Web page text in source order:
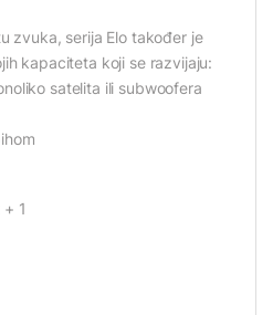
zvuka, serija Elo također je
kapaciteta koji se razvijaju:
satelita ili subwoofera
1